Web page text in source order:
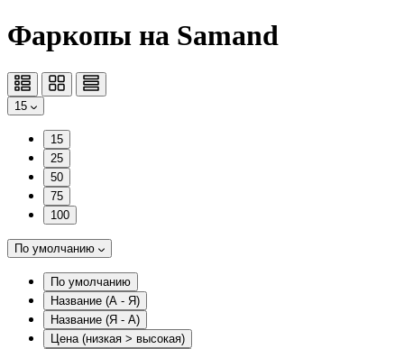
Фаркопы на Samand
15
15
25
50
75
100
По умолчанию
По умолчанию
Название (А - Я)
Название (Я - А)
Цена (низкая > высокая)